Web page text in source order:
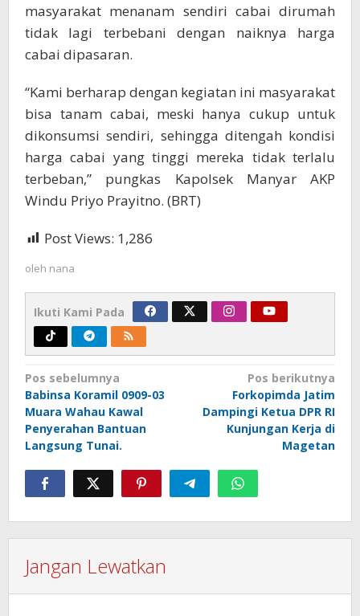
masyarakat menanam sendiri cabai dirumah
tidak lagi terbebani dengan naiknya harga
cabai dipasaran.
“Kami berharap dengan kegiatan ini masyarakat
bisa tanam cabai, meski hanya cukup untuk
dikonsumsi sendiri, sehingga ditengah kondisi
harga cabai yang tinggi mereka tidak terlalu
terbeban,” pungkas Kapolsek Manyar AKP
Windu Priyo Prayitno. (BRT)
Post Views: 1,286
oleh nana
Ikuti Kami Pada
Navigasi
pos
Pos sebelumnya
Babinsa Koramil 0909-03
Muara Wahau Kawal
Penyerahan Bantuan
Langsung Tunai.
Pos berikutnya
Forkopimda Jatim
Dampingi Ketua DPR RI
Kunjungan Kerja di
Magetan
Jangan Lewatkan